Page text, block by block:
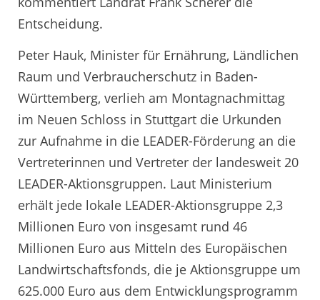
Entscheidung.
Peter Hauk, Minister für Ernährung, Ländlichen
Raum und Verbraucherschutz in Baden-
Württemberg, verlieh am Montagnachmittag
im Neuen Schloss in Stuttgart die Urkunden
zur Aufnahme in die LEADER-Förderung an die
Vertreterinnen und Vertreter der landesweit 20
LEADER-Aktionsgruppen. Laut Ministerium
erhält jede lokale LEADER-Aktionsgruppe 2,3
Millionen Euro von insgesamt rund 46
Millionen Euro aus Mitteln des Europäischen
Landwirtschaftsfonds, die je Aktionsgruppe um
625.000 Euro aus dem Entwicklungsprogramm